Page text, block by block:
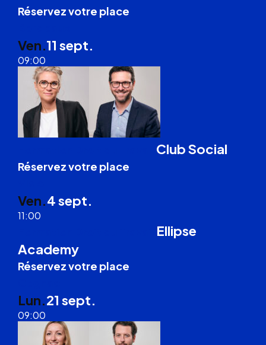
Réservez votre place
Ven.11 sept.
09:00
Club Social
Réservez votre place
Ven.4 sept.
11:00
Ellipse
Academy
Réservez votre place
Lun.21 sept.
09:00